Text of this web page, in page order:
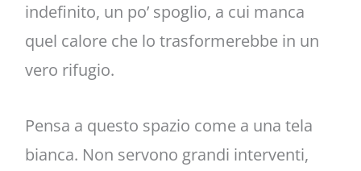
indefinito, un po’ spoglio, a cui manca
quel calore che lo trasformerebbe in un
vero rifugio.
Pensa a questo spazio come a una tela
bianca. Non servono grandi interventi,